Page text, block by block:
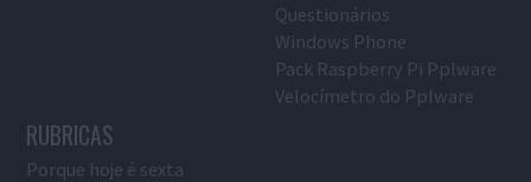
Questionários
Windows Phone
Pack Raspberry Pi Pplware
Velocímetro do Pplware
RUBRICAS
Porque hoje é sexta